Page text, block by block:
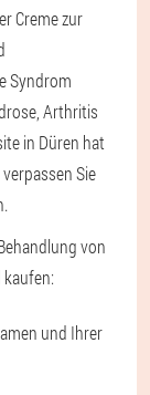
Creme zur
Syndrom
Arthritis
in Düren hat
Sie
von
und Ihrer